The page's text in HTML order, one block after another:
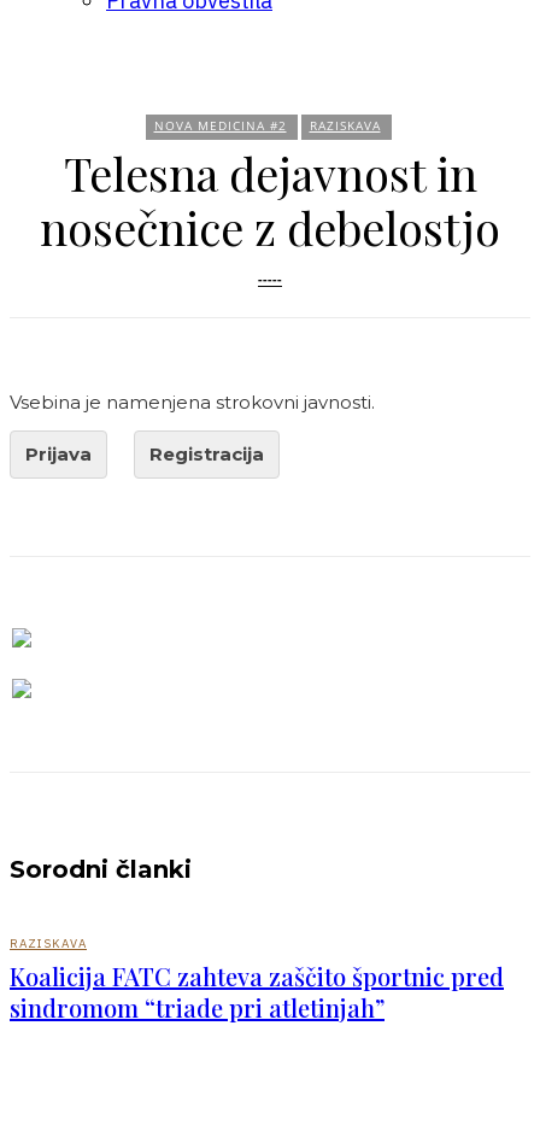
NOVA MEDICINA #2 RAZISKAVA
Telesna dejavnost in
nosečnice z debelostjo
-----
Vsebina je namenjena strokovni javnosti.
Prijava Registracija
Sorodni članki
RAZISKAVA
Koalicija FATC zahteva zaščito športnic pred
sindromom “triade pri atletinjah”